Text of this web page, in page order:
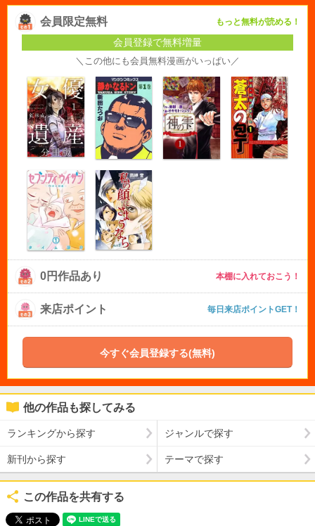
会員限定無料 もっと無料が読める！
会員登録で無料増量
＼この他にも会員無料漫画がいっぱい／
0円作品あり 本棚に入れておこう！
来店ポイント 毎日来店ポイントGET！
今すぐ会員登録する(無料)
他の作品も探してみる
ランキングから探す ジャンルで探す
新刊から探す テーマで探す
この作品を共有する